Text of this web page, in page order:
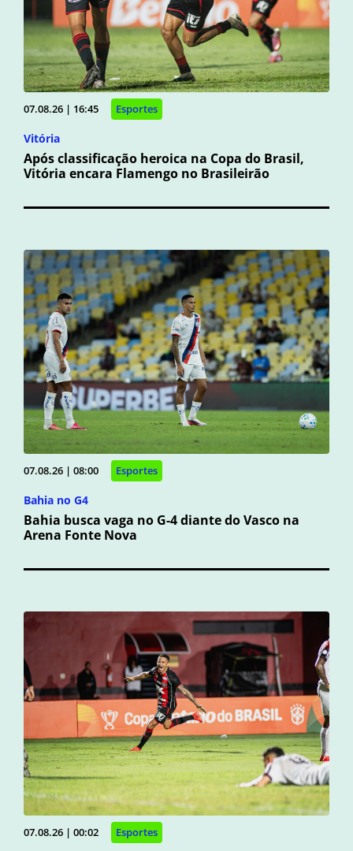
07.08.26 | 16:45 Esportes
Vitória
Após classificação heroica na Copa do Brasil,
Vitória encara Flamengo no Brasileirão
07.08.26 | 08:00 Esportes
Bahia no G4
Bahia busca vaga no G-4 diante do Vasco na
Arena Fonte Nova
07.08.26 | 00:02 Esportes